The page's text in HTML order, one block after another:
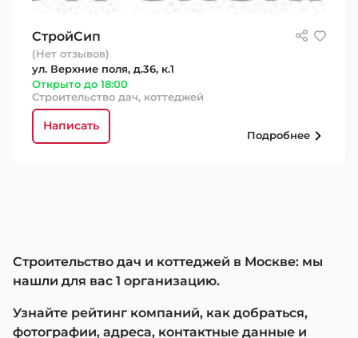
CтройСип
(Нет отзывов)
ул. Верхние поля, д.36, к.1
Открыто до 18:00
Строительство дач, коттеджей
Написать
Подробнее
Строительство дач и коттеджей в Москве: мы
нашли для вас 1 организацию.
Узнайте рейтинг компаний, как добраться,
фотографии, адреса, контактные данные и